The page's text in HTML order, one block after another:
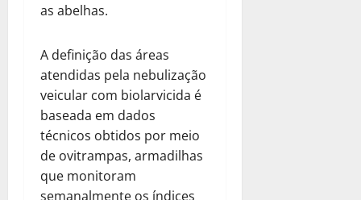
as abelhas.
A definição das áreas
atendidas pela nebulização
veicular com biolarvicida é
baseada em dados
técnicos obtidos por meio
de ovitrampas, armadilhas
que monitoram
semanalmente os índices